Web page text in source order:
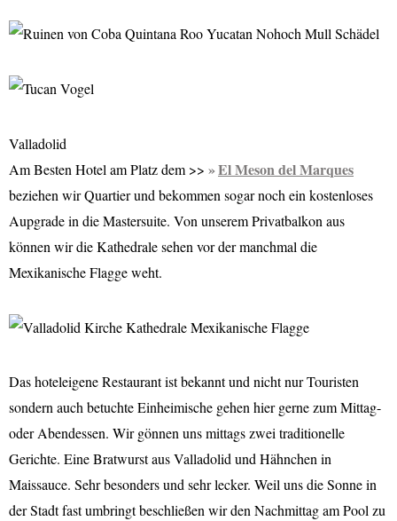
Valladolid
Am Besten Hotel am Platz dem >>
El Meson del Marques
beziehen wir Quartier und bekommen sogar noch ein kostenloses
Aupgrade in die Mastersuite. Von unserem Privatbalkon aus
können wir die Kathedrale sehen vor der manchmal die
Mexikanische Flagge weht.
Das hoteleigene Restaurant ist bekannt und nicht nur Touristen
sondern auch betuchte Einheimische gehen hier gerne zum Mittag-
oder Abendessen. Wir gönnen uns mittags zwei traditionelle
Gerichte. Eine Bratwurst aus Valladolid und Hähnchen in
Maissauce. Sehr besonders und sehr lecker. Weil uns die Sonne in
der Stadt fast umbringt beschließen wir den Nachmittag am Pool zu